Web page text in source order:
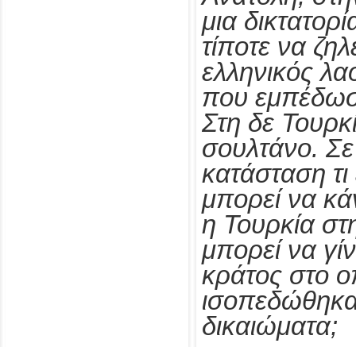
μια
τίποτε να
ελληνικός
που
Στη δε
σουλτάνο. Σε
κατάσταση
μπορεί να
η Τουρκία
μπορεί να
κράτος στο
δικαιώματα;